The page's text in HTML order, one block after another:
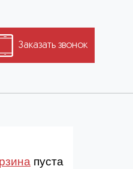
Заказать звонок
пуста